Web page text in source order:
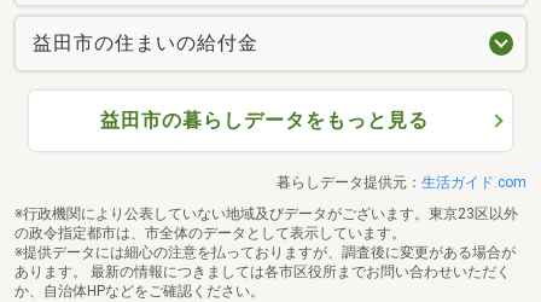
益田市の住まいの給付金
益田市の暮らしデータをもっと見る
暮らしデータ提供元： 生活ガイド.com
※行政機関により公表していない地域及びデータがございます。東京23区以外
の政令指定都市は、市全体のデータとして表示しています。
※提供データには細心の注意を払っておりますが、調査後に変更がある場合が
あります。 最新の情報につきましては各市区役所までお問い合わせいただく
か、自治体HPなどをご確認ください。